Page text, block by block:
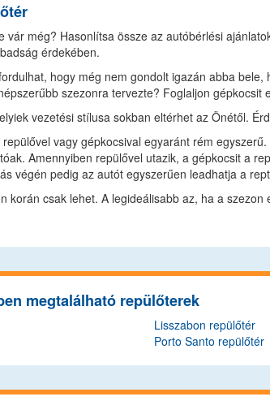
vár még? Hasonlítsa össze az autóbérlési
érdekében.
hogy még nem gondolt igazán abba
szezonra tervezte? Foglaljon gépkocsit
vezetési stílusa sokban eltérhet az Önétől.
vagy gépkocsival egyaránt rém
Amennyiben repülővel utazik, a gépkocsit a
végén pedig az autót egyszerűen leadhatja a
korán csak lehet. A legideálisabb az, ha a
megtalálható repülőterek
Lisszabon repülőtér
Porto Santo repülőtér